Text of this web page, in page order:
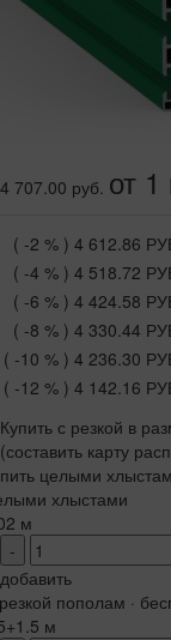
4 707.00 руб. от
( -2 % ) 4 612.86
( -4 % ) 4 518.72
( -6 % ) 4 424.58
( -8 % ) 4 330.44
( -10 % ) 4 236.30
( -12 % ) 4 142.16
Купить с резкой в
(составить карту
целыми
хлыстами
м
-
добавить
пополам ·
м